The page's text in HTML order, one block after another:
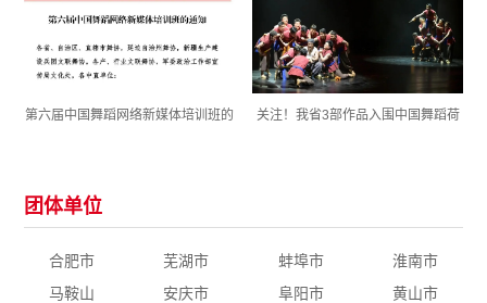
第六届中国舞蹈网络新媒体培训班的
关注！我省3部作品入围中国舞蹈荷
团体单位
合肥市 芜湖市 蚌埠市
淮南市
马鞍山
安庆市 阜阳市
黄山市